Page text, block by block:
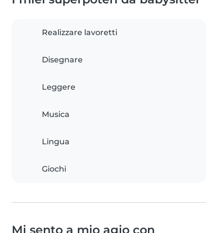
Realizzare lavoretti
Disegnare
Leggere
Musica
Lingua
Giochi
Mi sento a mio agio con